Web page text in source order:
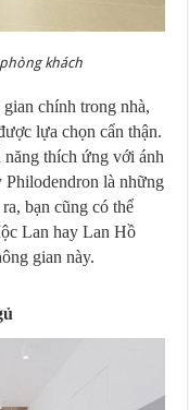
khách
chính trong nhà,
lựa chọn cẩn thận.
thích ứng với ánh
Philodendron là những
bạn cũng có thể
Lan hay Lan Hồ
gian này.